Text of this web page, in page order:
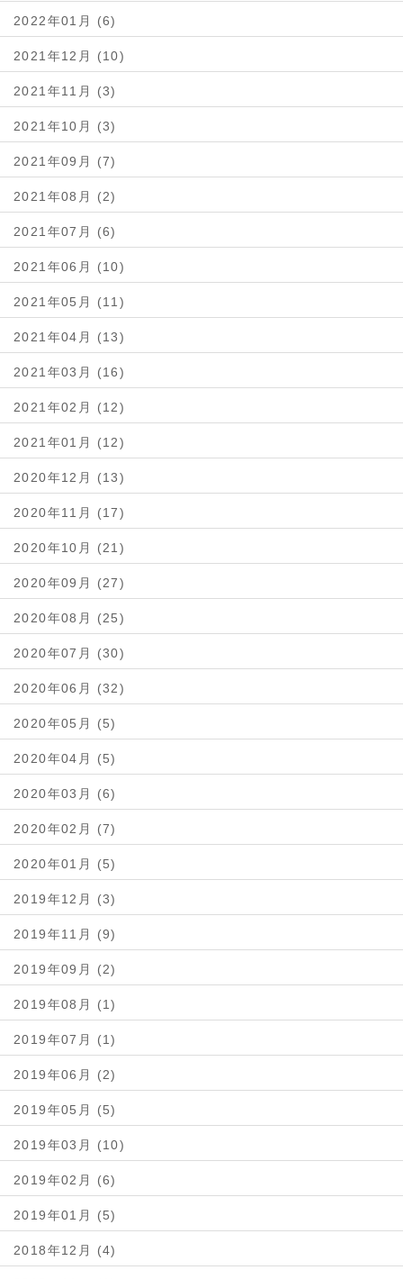
2022年01月 (6)
2021年12月 (10)
2021年11月 (3)
2021年10月 (3)
2021年09月 (7)
2021年08月 (2)
2021年07月 (6)
2021年06月 (10)
2021年05月 (11)
2021年04月 (13)
2021年03月 (16)
2021年02月 (12)
2021年01月 (12)
2020年12月 (13)
2020年11月 (17)
2020年10月 (21)
2020年09月 (27)
2020年08月 (25)
2020年07月 (30)
2020年06月 (32)
2020年05月 (5)
2020年04月 (5)
2020年03月 (6)
2020年02月 (7)
2020年01月 (5)
2019年12月 (3)
2019年11月 (9)
2019年09月 (2)
2019年08月 (1)
2019年07月 (1)
2019年06月 (2)
2019年05月 (5)
2019年03月 (10)
2019年02月 (6)
2019年01月 (5)
2018年12月 (4)